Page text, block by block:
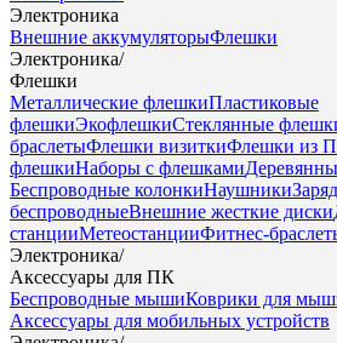
Электроника
Внешние аккумуляторыФлешки
Электроника/
Флешки
Металлические флешкиПластиковые
флешкиЭкофлешкиСтеклянные
браслетыФлешки визиткиФлешки из
флешкиНаборы с флешками
Беспроводные колонкиНаушники
беспроводныеВнешние жесткие диски
станцииМетеостанцииФитнес-
Электроника/
Аксессуары для ПК
Беспроводные мышиКоврики для
Аксессуары для мобильных устройств